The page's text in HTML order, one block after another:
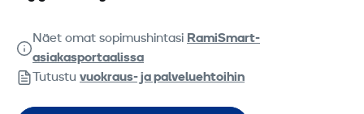
Näet omat sopimushintasi RamiSmart-
asiakasportaalissa
Tutustu vuokraus- ja palveluehtoihin